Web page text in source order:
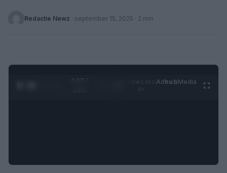
Redactie Newz · september 15, 2025 · 2 min
0:27 /
AdhubMedia